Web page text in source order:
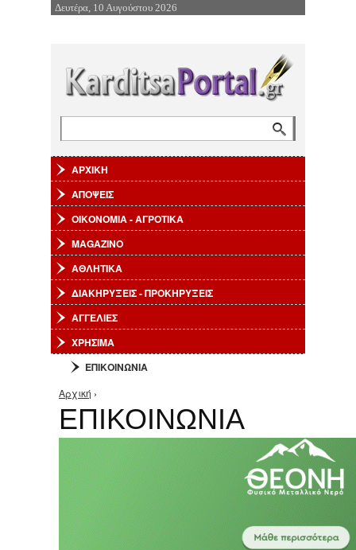
Επιστροφή στην Πλοήγηση
Δευτέρα, 10 Αυγούστου 2026
ΑΡΧΙΚΗ
ΑΠΟΨΕΙΣ
ΟΙΚΟΝΟΜΙΑ - ΑΓΡΟΤΙΚΑ
MAGAZINO
ΑΘΛΗΤΙΚΑ
ΔΙΑΚΗΡΥΞΕΙΣ - ΠΡΟΚΗΡΥΞΕΙΣ
ΑΓΓΕΛΙΕΣ
ΧΡΗΣΙΜΑ
ΕΠΙΚΟΙΝΩΝΙΑ
Είστε εδώ
Αρχική ›
ΕΠΙΚΟΙΝΩΝΙΑ